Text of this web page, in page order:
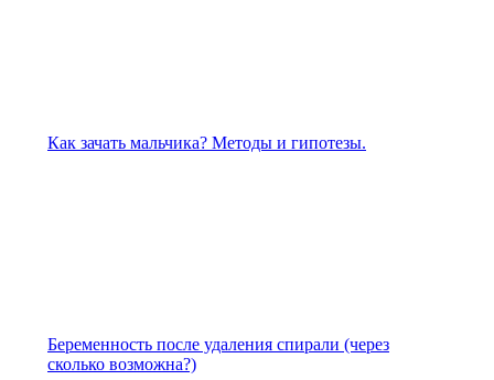
Как зачать мальчика? Методы и гипотезы.
Беременность после удаления спирали (через
сколько возможна?)